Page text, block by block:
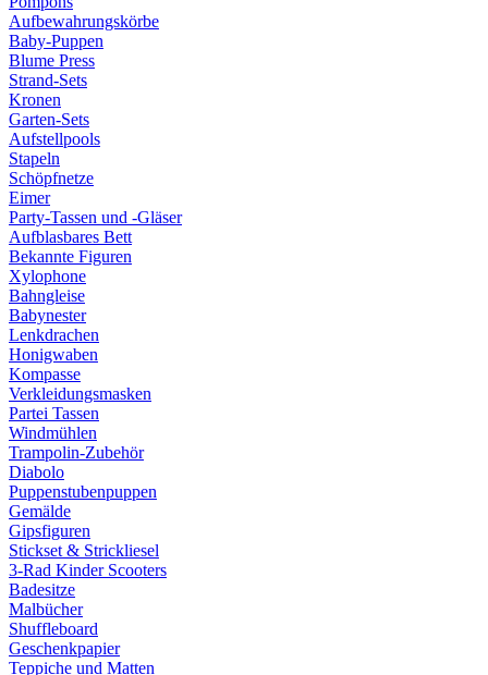
Aufbewahrungskörbe
Baby-Puppen
Blume Press
Strand-Sets
Kronen
Garten-Sets
Aufstellpools
Stapeln
Schöpfnetze
Eimer
Party-Tassen und -Gläser
Aufblasbares Bett
Bekannte Figuren
Xylophone
Bahngleise
Babynester
Lenkdrachen
Honigwaben
Kompasse
Verkleidungsmasken
Partei Tassen
Windmühlen
Trampolin-Zubehör
Diabolo
Puppenstubenpuppen
Gemälde
Gipsfiguren
Stickset & Strickliesel
3-Rad Kinder Scooters
Badesitze
Malbücher
Shuffleboard
Geschenkpapier
Teppiche und Matten